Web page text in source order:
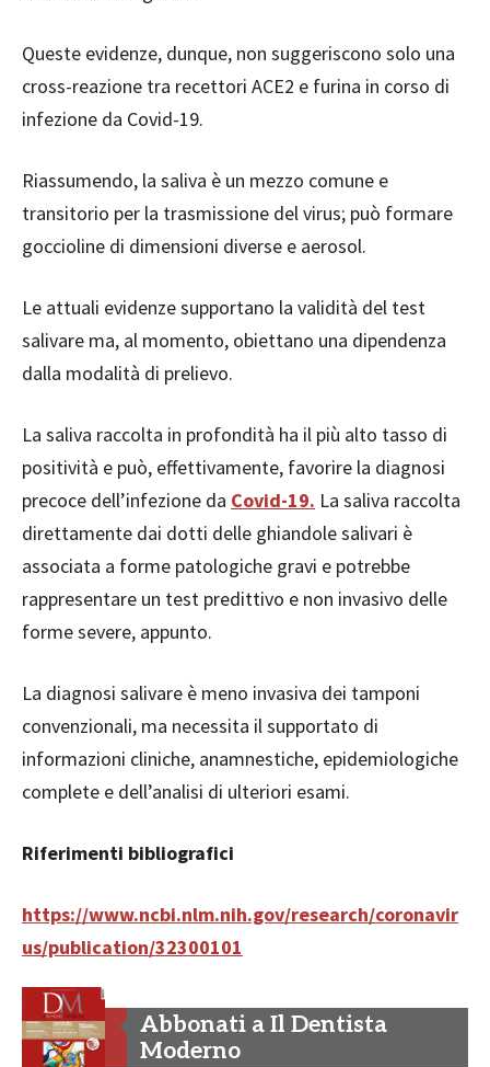
Queste evidenze, dunque, non suggeriscono solo una
cross-reazione tra recettori ACE2 e furina in corso di
infezione da Covid-19.
Riassumendo, la saliva è un mezzo comune e
transitorio per la trasmissione del virus; può formare
goccioline di dimensioni diverse e aerosol.
Le attuali evidenze supportano la validità del test
salivare ma, al momento, obiettano una dipendenza
dalla modalità di prelievo.
La saliva raccolta in profondità ha il più alto tasso di
positività e può, effettivamente, favorire la diagnosi
precoce dell’infezione da Covid-19. La saliva raccolta
direttamente dai dotti delle ghiandole salivari è
associata a forme patologiche gravi e potrebbe
rappresentare un test predittivo e non invasivo delle
forme severe, appunto.
La diagnosi salivare è meno invasiva dei tamponi
convenzionali, ma necessita il supportato di
informazioni cliniche, anamnestiche, epidemiologiche
complete e dell’analisi di ulteriori esami.
Riferimenti bibliografici
https://www.ncbi.nlm.nih.gov/research/coronavir
us/publication/32300101
Abbonati a Il Dentista
Moderno